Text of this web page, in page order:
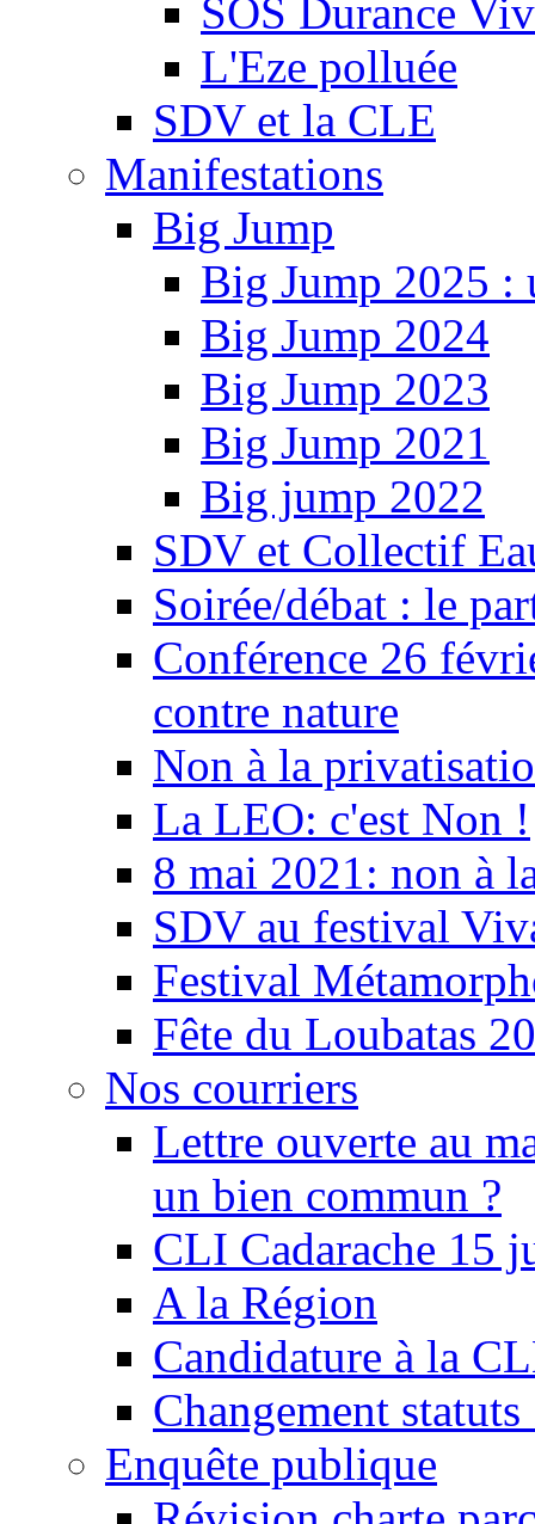
SOS Durance
L'Eze polluée
SDV et la CLE
Manifestations
Big Jump
Big Jump 2025 :
Big Jump 2024
Big Jump 2023
Big Jump 2021
Big jump 2022
SDV et Collectif
Soirée/débat : le
Conférence 26
contre nature
Non à la
La LEO: c'est Non !
8 mai 2021: non à
SDV au festival
Festival
Fête du Loubatas
Nos courriers
Lettre ouverte au
un bien commun ?
CLI Cadarache 15
A la Région
Candidature à la
Changement
Enquête publique